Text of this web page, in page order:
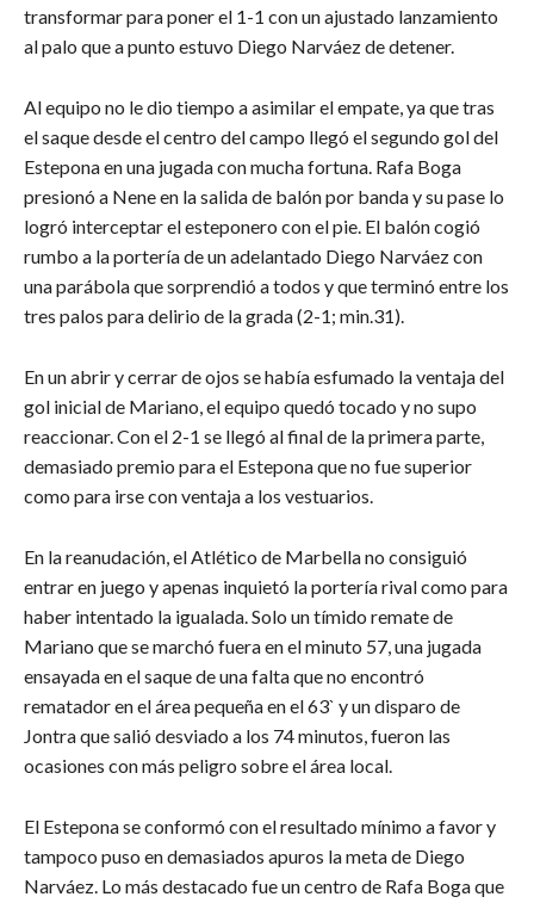
transformar para poner el 1-1 con un ajustado lanzamiento
al palo que a punto estuvo Diego Narváez de detener.
Al equipo no le dio tiempo a asimilar el empate, ya que tras
el saque desde el centro del campo llegó el segundo gol del
Estepona en una jugada con mucha fortuna. Rafa Boga
presionó a Nene en la salida de balón por banda y su pase lo
logró interceptar el esteponero con el pie. El balón cogió
rumbo a la portería de un adelantado Diego Narváez con
una parábola que sorprendió a todos y que terminó entre los
tres palos para delirio de la grada (2-1; min.31).
En un abrir y cerrar de ojos se había esfumado la ventaja del
gol inicial de Mariano, el equipo quedó tocado y no supo
reaccionar. Con el 2-1 se llegó al final de la primera parte,
demasiado premio para el Estepona que no fue superior
como para irse con ventaja a los vestuarios.
En la reanudación, el Atlético de Marbella no consiguió
entrar en juego y apenas inquietó la portería rival como para
haber intentado la igualada. Solo un tímido remate de
Mariano que se marchó fuera en el minuto 57, una jugada
ensayada en el saque de una falta que no encontró
rematador en el área pequeña en el 63` y un disparo de
Jontra que salió desviado a los 74 minutos, fueron las
ocasiones con más peligro sobre el área local.
El Estepona se conformó con el resultado mínimo a favor y
tampoco puso en demasiados apuros la meta de Diego
Narváez. Lo más destacado fue un centro de Rafa Boga que